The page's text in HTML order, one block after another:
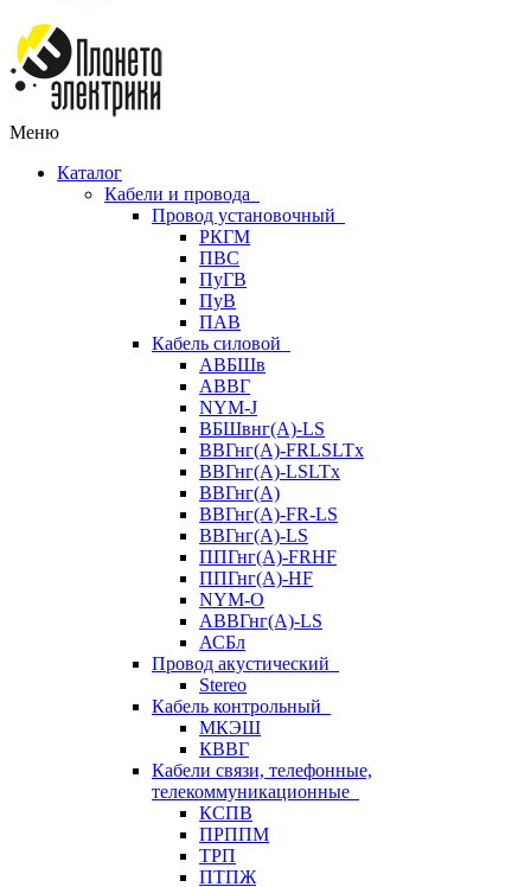
Меню
Каталог
Кабели и провода
Провод установочный
РКГМ
ПВС
ПуГВ
ПуВ
ПАВ
Кабель силовой
АВБШв
АВВГ
NYM-J
ВБШвнг(А)-LS
ВВГнг(A)-FRLSLTx
ВВГнг(A)-LSLTx
ВВГнг(А)
ВВГнг(А)-FR-LS
ВВГнг(А)-LS
ППГнг(А)-FRHF
ППГнг(А)-HF
NYM-O
АВВГнг(А)-LS
АСБл
Провод акустический
Stereo
Кабель контрольный
МКЭШ
КВВГ
Кабели связи, телефонные,
телекоммуникационные
КСПВ
ПРППМ
ТРП
ПТПЖ